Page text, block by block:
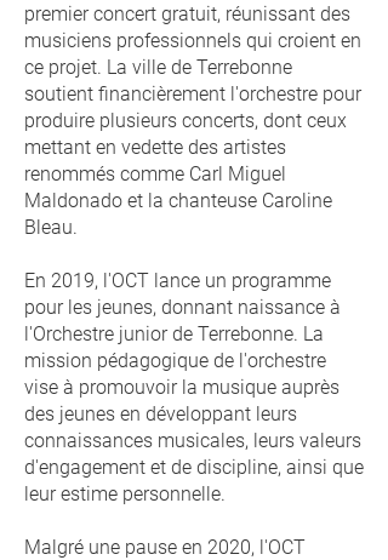
premier concert gratuit, réunissant des
musiciens professionnels qui croient en
ce projet. La ville de Terrebonne
soutient financièrement l'orchestre pour
produire plusieurs concerts, dont ceux
mettant en vedette des artistes
renommés comme Carl Miguel
Maldonado et la chanteuse Caroline
Bleau.
En 2019, l'OCT lance un programme
pour les jeunes, donnant naissance à
l'Orchestre junior de Terrebonne. La
mission pédagogique de l'orchestre
vise à promouvoir la musique auprès
des jeunes en développant leurs
connaissances musicales, leurs valeurs
d'engagement et de discipline, ainsi que
leur estime personnelle.
Malgré une pause en 2020, l'OCT